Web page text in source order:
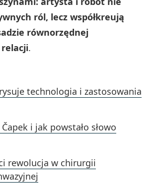
ról, lecz współkreują
równorzędnej
.
technologia i zastosowania
i jak powstało słowo
rewolucja w chirurgii